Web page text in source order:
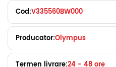
Cod:V335560BW000
Producator:Olympus
Termen livrare:24 - 48 ore